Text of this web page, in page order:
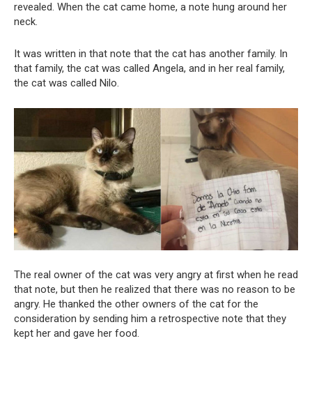
revealed. When the cat came home, a note hung around her
neck.
It was written in that note that the cat has another family. In
that family, the cat was called Angela, and in her real family,
the cat was called Nilo.
The real owner of the cat was very angry at first when he read
that note, but then he realized that there was no reason to be
angry. He thanked the other owners of the cat for the
consideration by sending him a retrospective note that they
kept her and gave her food.